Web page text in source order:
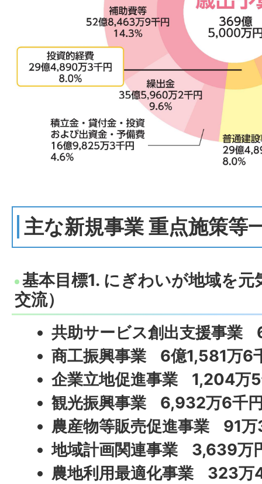
主な新規事業 重点施策等
基本目標1. にぎわいが地域を
交流）
共助サービス創出支援事業
商工振興事業 6億1,581万6
企業立地促進事業 1,204万
観光振興事業 6,932万6千
農産物等販売促進事業 91万
地域計画関連事業 3,639万
農地利用最適化事業 323万